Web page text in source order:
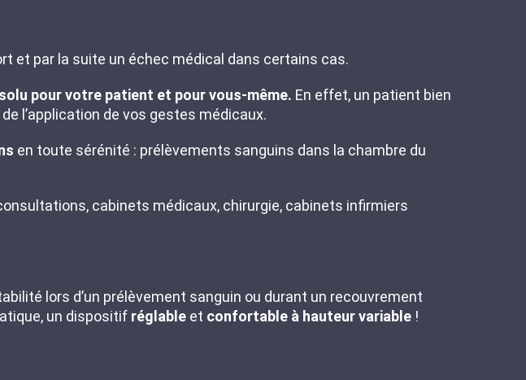
et par la suite un échec médical dans certains cas.
pour votre patient et pour vous-même. En effet, un patient bien
l’application de vos gestes médicaux.
en toute sérénité : prélèvements sanguins dans la chambre du
cabinets médicaux, chirurgie, cabinets infirmiers
lors d’un prélèvement sanguin ou durant un recouvrement
un dispositif réglable et confortable à hauteur variable !